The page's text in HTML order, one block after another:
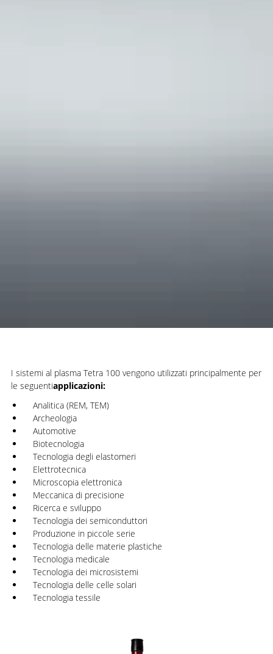
I sistemi al plasma Tetra 100 vengono utilizzati principalmente per
le seguentiapplicazioni:
Analitica (REM, TEM)
Archeologia
Automotive
Biotecnologia
Tecnologia degli elastomeri
Elettrotecnica
Microscopia elettronica
Meccanica di precisione
Ricerca e sviluppo
Tecnologia dei semiconduttori
Produzione in piccole serie
Tecnologia delle materie plastiche
Tecnologia medicale
Tecnologia dei microsistemi
Tecnologia delle celle solari
Tecnologia tessile